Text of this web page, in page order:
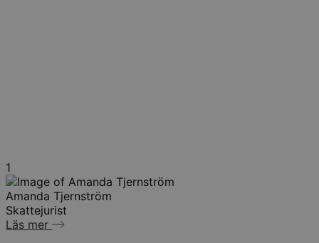
1
Amanda Tjernström
Skattejurist
Läs mer